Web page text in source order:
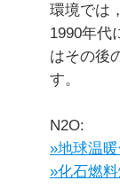
環境では
1990年代
はその後
す。
N2O:
»地球温
»化石燃